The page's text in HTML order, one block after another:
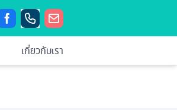
เกี่ยวกับเรา